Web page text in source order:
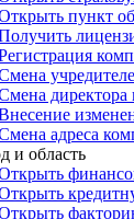
пункт
директора
адреса
и область